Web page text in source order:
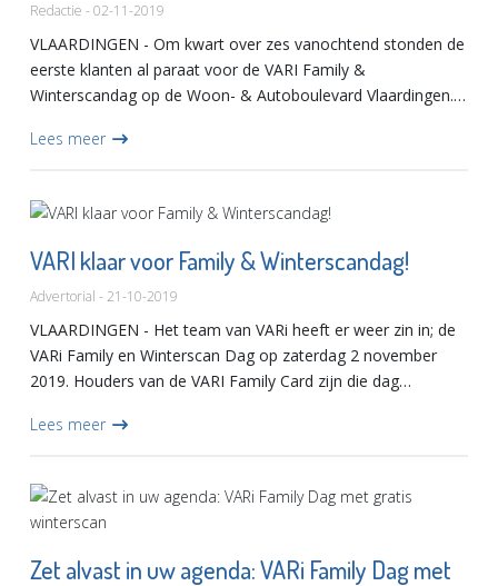
Redactie - 02-11-2019
VLAARDINGEN - Om kwart over zes vanochtend stonden de
eerste klanten al paraat voor de VARI Family &
Winterscandag op de Woon- & Autoboulevard Vlaardingen.
vand...
Lees meer
VARI klaar voor Family & Winterscandag!
Advertorial - 21-10-2019
VLAARDINGEN - Het team van VARi heeft er weer zin in; de
VARi Family en Winterscan Dag op zaterdag 2 november
2019. Houders van de VARI Family Card zijn die dag
Lees meer
Zet alvast in uw agenda: VARi Family Dag met